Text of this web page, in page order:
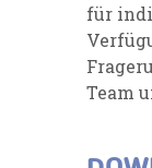
für
Team